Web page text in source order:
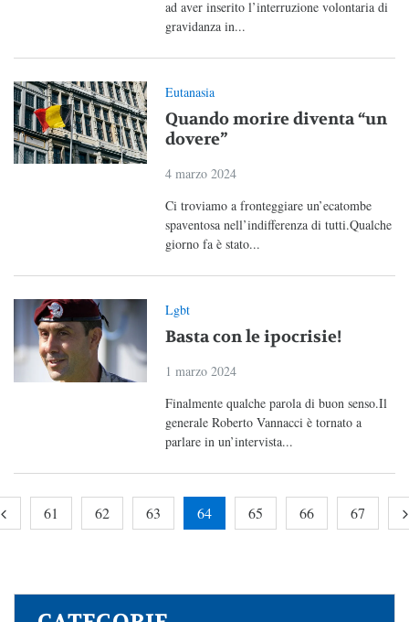
ad aver inserito l’interruzione volontaria di
gravidanza in...
Eutanasia
Quando morire diventa “un
dovere”
4 marzo 2024
Ci troviamo a fronteggiare un’ecatombe
spaventosa nell’indifferenza di tutti.Qualche
giorno fa è stato...
Lgbt
Basta con le ipocrisie!
1 marzo 2024
Finalmente qualche parola di buon senso.Il
generale Roberto Vannacci è tornato a
parlare in un’intervista...
61 62 63 64 65 66 67